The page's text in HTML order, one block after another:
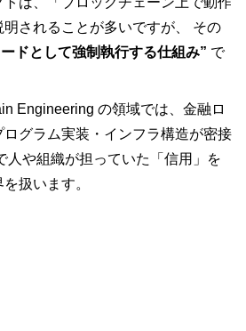
されることが多いですが、 その
ドとして強制執行する仕組み” で
Engineering の領域では、金融ロ
グラム実装・インフラ構造が密接
人や組織が担っていた「信用」を
扱います。